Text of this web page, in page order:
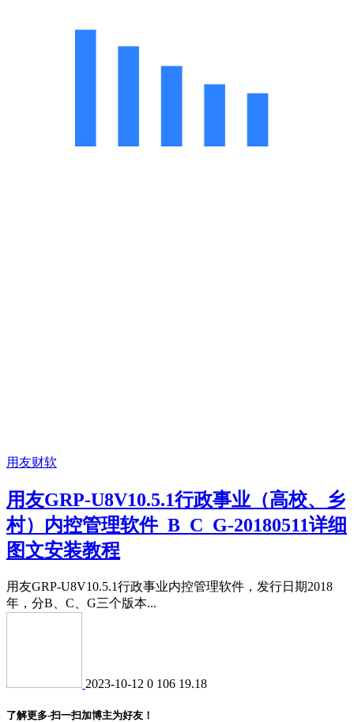
用友财软
用友GRP-U8V10.5.1行政事业（高校、乡
村）内控管理软件_B_C_G-20180511详细
图文安装教程
用友GRP-U8V10.5.1行政事业内控管理软件，发行日期2018
年，分B、C、G三个版本...
2023-10-12 0 106 19.18
了解更多-扫一扫加博主为好友！